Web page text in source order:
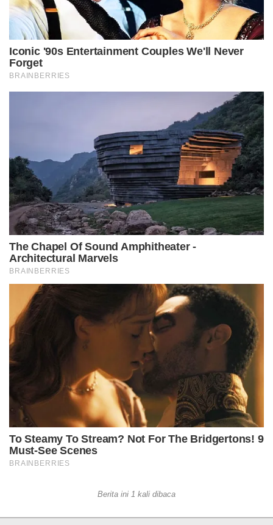
Berita ini 1 kali dibaca